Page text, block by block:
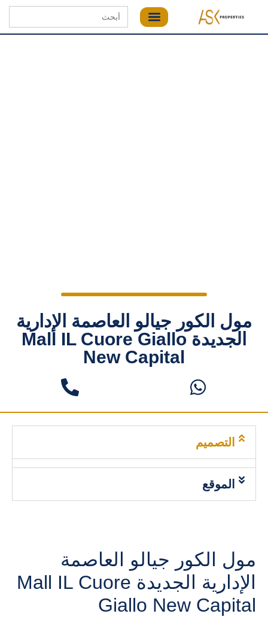
Search
for:
مول الكور جيالو العاصمة الإدارية
الجديدة Mall IL Cuore Giallo
New Capital
التصميم
الموقع
مول الكور جيالو العاصمة
الإدارية الجديدة Mall IL Cuore
Giallo New Capital